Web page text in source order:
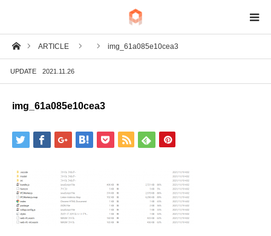
ホームARTICLE img_61a085e10cea3
UPDATE 2021.11.26
img_61a085e10cea3
BIM
IoT